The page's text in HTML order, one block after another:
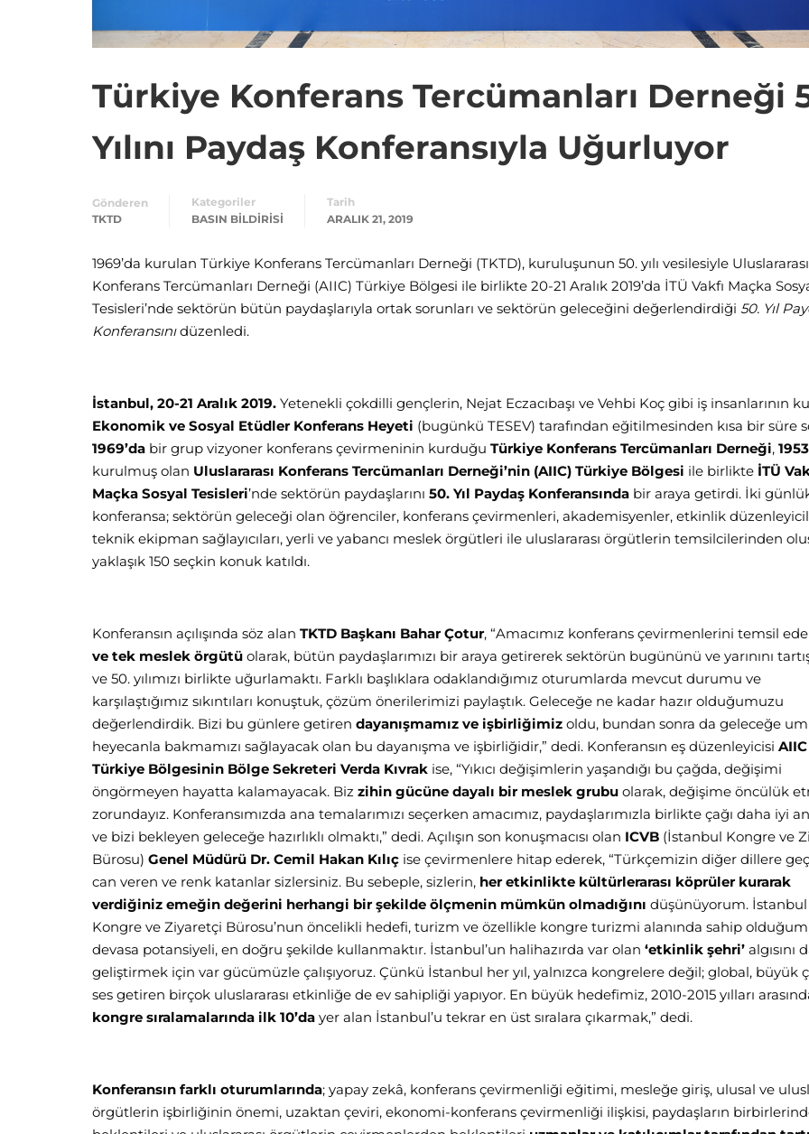
Türkiye Konferans Tercümanları Derneği
Yılını Paydaş Konferansıyla Uğurluyor
Gönderen
TKTD
Kategoriler
BASIN BILDIRISI
Tarih
ARALIK 21, 2019
1969’da kurulan Türkiye Konferans Tercümanları Derneği (TKTD), kuruluşunun 50. yılı vesilesiyle Uluslararası
Konferans Tercümanları Derneği (AIIC) Türkiye Bölgesi ile birlikte 20-21 Aralık 2019’da İTÜ Vakfı Maçka
Tesisleri’nde sektörün bütün paydaşlarıyla ortak sorunları ve sektörün geleceğini değerlendirdiği 50. Yıl
Konferansınıdüzenledi.
İstanbul, 20-21 Aralık 2019. Yetenekli çokdilli gençlerin, Nejat Eczacıbaşı ve Vehbi Koç gibi iş insanlarının
Ekonomik ve Sosyal Etüdler Konferans Heyeti (bugünkü TESEV) tarafından eğitilmesinden kısa bir süre
1969’da bir grup vizyoner konferans çevirmeninin kurduğu Türkiye Konferans Tercümanları Derneği,
kurulmuş olan Uluslararası Konferans Tercümanları Derneği’nin (AIIC) Türkiye Bölgesi ile birlikte İTÜ
Maçka Sosyal Tesisleri’nde sektörün paydaşlarını 50. Yıl Paydaş Konferansında bir araya getirdi. İki
konferansa; sektörün geleceği olan öğrenciler, konferans çevirmenleri, akademisyenler, etkinlik
teknik ekipman sağlayıcıları, yerli ve yabancı meslek örgütleri ile uluslararası örgütlerin temsilcilerinden
yaklaşık 150 seçkin konuk katıldı.
Konferansın açılışında söz alan TKTD Başkanı Bahar Çotur, “Amacımız konferans çevirmenlerini temsil
ve tek meslek örgütü olarak, bütün paydaşlarımızı bir araya getirerek sektörün bugününü ve yarınını
ve 50. yılımızı birlikte uğurlamaktı. Farklı başlıklara odaklandığımız oturumlarda mevcut durumu ve
karşılaştığımız sıkıntıları konuştuk, çözüm önerilerimizi paylaştık. Geleceğe ne kadar hazır olduğumuzu
değerlendirdik. Bizi bu günlere getiren dayanışmamız ve işbirliğimiz oldu, bundan sonra da geleceğe
heyecanla bakmamızı sağlayacak olan bu dayanışma ve işbirliğidir,” dedi. Konferansın eş düzenleyicisi AIIC
Türkiye Bölgesinin Bölge Sekreteri Verda Kıvrak ise, “Yıkıcı değişimlerin yaşandığı bu çağda, değişimi
öngörmeyen hayatta kalamayacak. Biz zihin gücüne dayalı bir meslek grubu olarak, değişime öncülük
zorundayız. Konferansımızda ana temalarımızı seçerken amacımız, paydaşlarımızla birlikte çağı daha iyi
ve bizi bekleyen geleceğe hazırlıklı olmaktı,” dedi. Açılışın son konuşmacısı olan ICVB (İstanbul Kongre ve
Bürosu) Genel Müdürü Dr. Cemil Hakan Kılıç ise çevirmenlere hitap ederek, “Türkçemizin diğer dillere
can veren ve renk katanlar sizlersiniz. Bu sebeple, sizlerin, her etkinlikte kültürlerarası köprüler kurarak
verdiğiniz emeğin değerini herhangi bir şekilde ölçmenin mümkün olmadığını düşünüyorum. İstanbul
Kongre ve Ziyaretçi Bürosu’nun öncelikli hedefi, turizm ve özellikle kongre turizmi alanında sahip
devasa potansiyeli, en doğru şekilde kullanmaktır. İstanbul’un halihazırda var olan ‘etkinlik şehri’ algısını
geliştirmek için var gücümüzle çalışıyoruz. Çünkü İstanbul her yıl, yalnızca kongrelere değil; global, büyük
ses getiren birçok uluslararası etkinliğe de ev sahipliği yapıyor. En büyük hedefimiz, 2010-2015 yılları
kongre sıralamalarında ilk 10’da yer alan İstanbul’u tekrar en üst sıralara çıkarmak,” dedi.
Konferansın farklı oturumlarında; yapay zekâ, konferans çevirmenliği eğitimi, mesleğe giriş, ulusal ve
örgütlerin işbirliğinin önemi, uzaktan çeviri, ekonomi-konferans çevirmenliği ilişkisi, paydaşların